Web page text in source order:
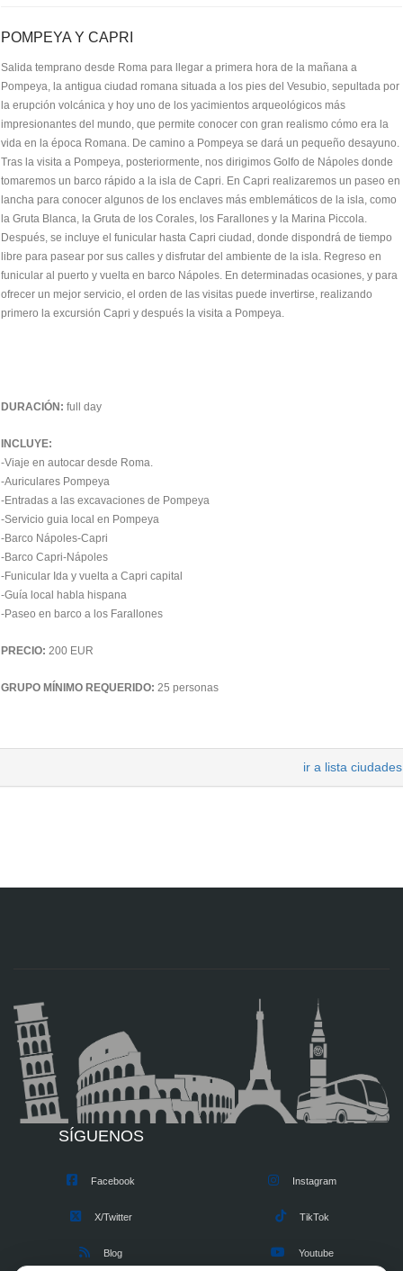
POMPEYA Y CAPRI
Salida temprano desde Roma para llegar a primera hora de la mañana a
Pompeya, la antigua ciudad romana situada a los pies del Vesubio, sepultada por
la erupción volcánica y hoy uno de los yacimientos arqueológicos más
impresionantes del mundo, que permite conocer con gran realismo cómo era la
vida en la época Romana. De camino a Pompeya se dará un pequeño desayuno.
Tras la visita a Pompeya, posteriormente, nos dirigimos Golfo de Nápoles donde
tomaremos un barco rápido a la isla de Capri. En Capri realizaremos un paseo en
lancha para conocer algunos de los enclaves más emblemáticos de la isla, como
la Gruta Blanca, la Gruta de los Corales, los Farallones y la Marina Piccola.
Después, se incluye el funicular hasta Capri ciudad, donde dispondrá de tiempo
libre para pasear por sus calles y disfrutar del ambiente de la isla. Regreso en
funicular al puerto y vuelta en barco Nápoles. En determinadas ocasiones, y para
ofrecer un mejor servicio, el orden de las visitas puede invertirse, realizando
primero la excursión Capri y después la visita a Pompeya.
DURACIÓN: full day
INCLUYE:
-Viaje en autocar desde Roma.
-Auriculares Pompeya
-Entradas a las excavaciones de Pompeya
-Servicio guia local en Pompeya
-Barco Nápoles-Capri
-Barco Capri-Nápoles
-Funicular Ida y vuelta a Capri capital
-Guía local habla hispana
-Paseo en barco a los Farallones
PRECIO: 200 EUR
GRUPO MÍNIMO REQUERIDO: 25 personas
ir a lista ciudades
SÍGUENOS
Facebook
X/Twitter
Blog
Instagram
TikTok
Youtube